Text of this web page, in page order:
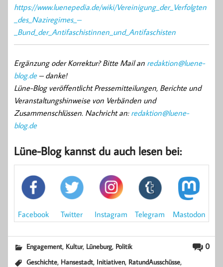
https://www.luenepedia.de/wiki/Vereinigung_der_Verfolgten
_des_Naziregimes_–
_Bund_der_Antifaschistinnen_und_Antifaschisten
Ergänzung oder Korrektur? Bitte Mail an redaktion@luene-
blog.de– danke!
Lüne-Blog veröffentlicht Pressemitteilungen, Berichte und
Veranstaltungshinweise von Verbänden und
Zusammenschlüssen. Nachricht an: redaktion@luene-
blog.de
Lüne-Blog kannst du auch lesen bei:
Facebook Twitter Instagram Telegram Mastodon
0
Engagement, Kultur, Lüneburg, Politik
Geschichte, Hansestadt, Initiativen, RatundAusschüsse,